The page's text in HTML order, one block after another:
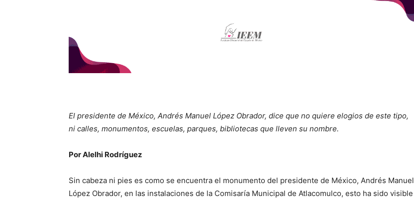
El presidente de México, Andrés Manuel López Obrador, dice que no quiere elogios de este tipo,
ni calles, monumentos, escuelas, parques, bibliotecas que lleven su nombre.
Por Alelhi Rodríguez
Sin cabeza ni pies es como se encuentra el monumento del presidente de México, Andrés Manuel
López Obrador, en las instalaciones de la Comisaría Municipal de Atlacomulco, esto ha sido visible